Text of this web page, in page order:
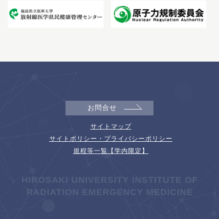
お問合せ
サイトマップ
サイトポリシー・プライバシーポリシー
規程等一覧【学内限定】
HIROSAKI UNIVERSITY INSTITUTE OF
RADIATION EMERGENCY MEDICINE